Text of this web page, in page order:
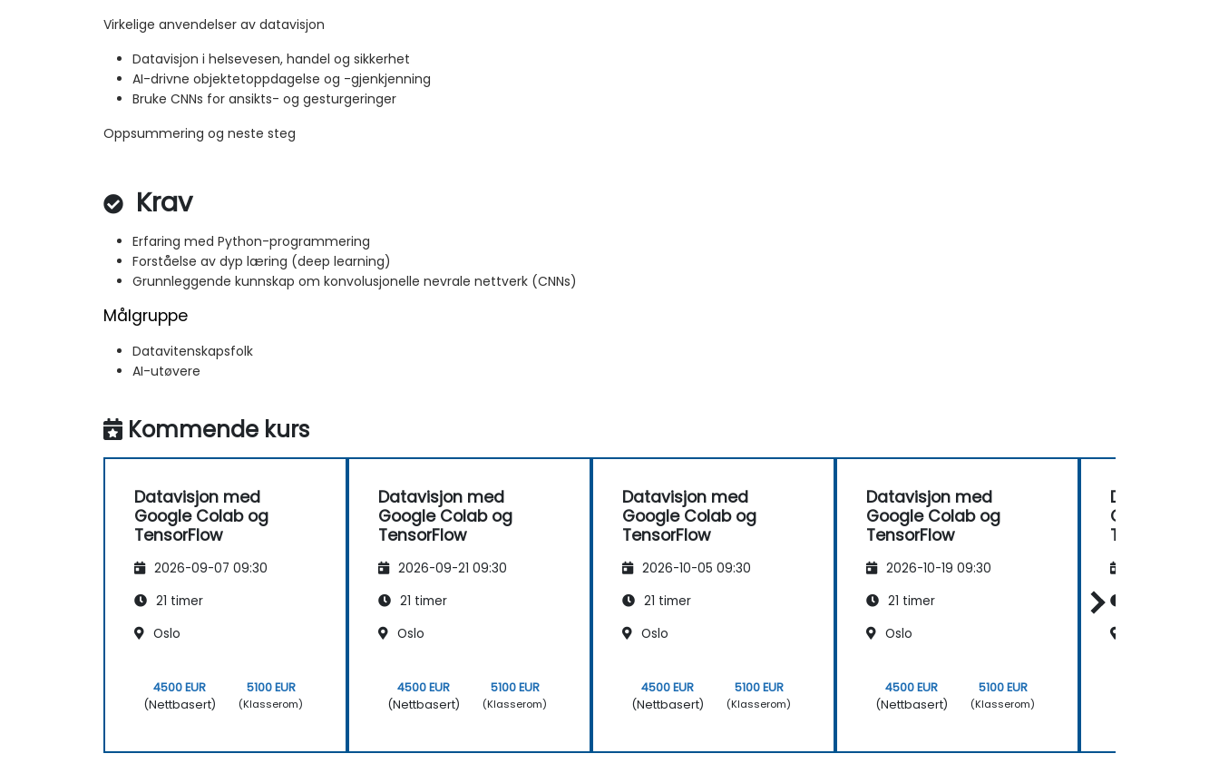
Virkelige anvendelser av datavisjon
Datavisjon i helsevesen, handel og sikkerhet
AI-drivne objektetoppdagelse og -gjenkjenning
Bruke CNNs for ansikts- og gesturgeringer
Oppsummering og neste steg
Krav
Erfaring med Python-programmering
Forståelse av dyp læring (deep learning)
Grunnleggende kunnskap om konvolusjonelle nevrale nettverk (CNNs)
Målgruppe
Datavitenskapsfolk
AI-utøvere
Kommende kurs
Datavisjon med
Google Colab og
TensorFlow
2026-09-07 09:30
21 timer
Oslo
4500 EUR
(Nettbasert)
5100 EUR
(Klasserom)
Datavisjon med
Google Colab og
TensorFlow
2026-09-21 09:30
21 timer
Oslo
4500 EUR
(Nettbasert)
5100 EUR
(Klasserom)
Datavisjon med
Google Colab og
TensorFlow
2026-10-05 09:30
21 timer
Oslo
4500 EUR
(Nettbasert)
5100 EUR
(Klasserom)
Datavisjon med
Google Colab og
TensorFlow
2026-10-19 09:30
21 timer
Oslo
4500 EUR
(Nettbasert)
5100 EUR
(Klasserom)
Datavisjon
Google
TensorFlow